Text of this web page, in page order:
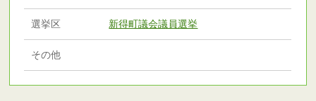
選挙区 新得町議会議員選挙
その他